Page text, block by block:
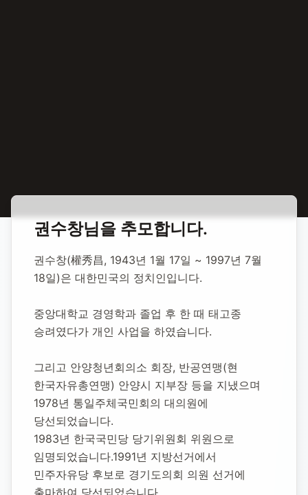
합동 추모 권수창 정치인
권수창 정치인
추모소 개설:2020년 12월 3일
권수창님을 추모합니다.
권수창(權秀昌, 1943년 1월 17일 ~ 1997년 7월
18일)은 대한민국의 정치인입니다.
중앙대학교 경영학과 졸업 후 한 때 태고종
승려였다가 개인 사업을 하였습니다.
그리고 안양청년회의소 회장, 반공연맹(현
한국자유총연맹) 안양시 지부장 등을 지냈으며
1978년 통일주체국민회의 대의원에
당선되었습니다.
1983년 한국국민당 당기위원회 위원으로
임명되었습니다.1991년 지방선거에서
민주자유당 후보로 경기도의회 의원 선거에
출마하여 당선되었습니다.